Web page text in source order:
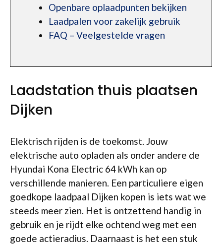
Openbare oplaadpunten bekijken
Laadpalen voor zakelijk gebruik
FAQ – Veelgestelde vragen
Laadstation thuis plaatsen
Dijken
Elektrisch rijden is de toekomst. Jouw
elektrische auto opladen als onder andere de
Hyundai Kona Electric 64 kWh kan op
verschillende manieren. Een particuliere eigen
goedkope laadpaal Dijken kopen is iets wat we
steeds meer zien. Het is ontzettend handig in
gebruik en je rijdt elke ochtend weg met een
goede actieradius. Daarnaast is het een stuk